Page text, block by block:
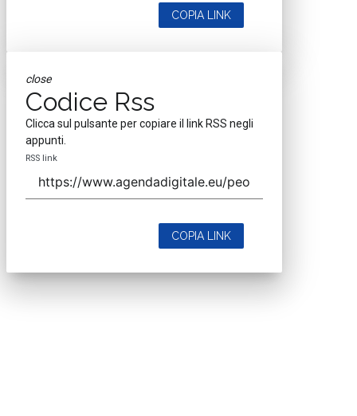
COPIA LINK
close
Codice Rss
Clicca sul pulsante per copiare il link RSS negli
appunti.
RSS link
COPIA LINK